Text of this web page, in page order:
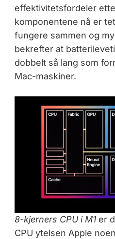
effektivitetsfordeler
komponentene nå er
fungere sammen og
bekrefter at
dobbelt så lang som
Mac-maskiner.
8-kjerners CPU i M1 er
CPU ytelsen Apple